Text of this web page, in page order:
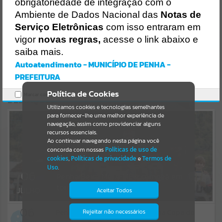
Resultados para""
Portais
Por favor, aguarde...
NOTÍCIAS
Por favor, aguarde...
SUBPORTAIS
Por favor, aguarde...
Por favor, aguarde...
DESTAQUES
06
JULHO
torneio de base em Ilhota
06
Penha conquista 20 medalhas na Copa do
Política de Cookies
Utilizamos cookies e tecnologias semelhantes
para fornecer-lhe uma melhor experiência de
navegação, assim como providenciar alguns
recursos essenciais.
Ao continuar navegando nesta página você
concorda com nossas Políticas de uso de
cookies, Políticas de privacidadeeTermos de
Uso.
Aceitar Todos
Rejeitar não necessários
Isto significa que diversos recursos
obrigatoriedade de integração com o
Ambiente de Dados Nacional das Notas de
Serviço Eletrônicas com isso entraram em
vigor novas regras, acesse o link abaixo e
saiba mais.
Autoatendimento - MUNICÍPIO DE PENHA -
PREFEITURA
Marcar como lido.
https://penha.atende.net/cidadao/noticia/static/bundle/wpo_index_
2_base_l2_portal_editores_sync_56998420b9d592b2dbd4b7f2410a
60bf.js?v=c9751bb2:47
Verificar Mais Detalhes